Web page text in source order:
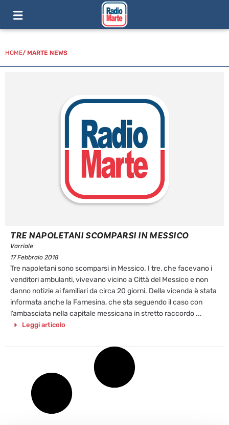
HOME/ MARTE NEWS
TRE NAPOLETANI SCOMPARSI IN MESSICO
Varriale
17 Febbraio 2018
Tre napoletani sono scomparsi in Messico. I tre, che facevano i
venditori ambulanti, vivevano vicino a Città del Messico e non
danno notizie ai familiari da circa 20 giorni. Della vicenda è stata
informata anche la Farnesina, che sta seguendo il caso con
l’ambasciata nella capitale messicana in stretto raccordo ...
Leggi articolo